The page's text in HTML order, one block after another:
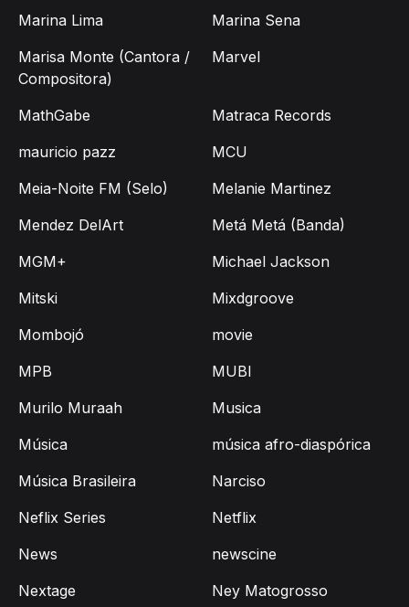
Marina Lima
Marina Sena
Marisa Monte (Cantora /
Compositora)
Marvel
MathGabe
Matraca Records
mauricio pazz
MCU
Meia-Noite FM (Selo)
Melanie Martinez
Mendez DelArt
Metá Metá (Banda)
MGM+
Michael Jackson
Mitski
Mixdgroove
Mombojó
movie
MPB
MUBI
Murilo Muraah
Musica
Música
música afro-diaspórica
Música Brasileira
Narciso
Neflix Series
Netflix
News
newscine
Nextage
Ney Matogrosso